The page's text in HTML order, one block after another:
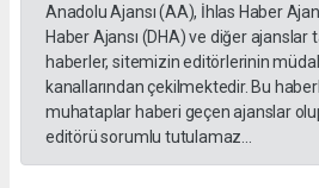
Anadolu Ajansı (AA), İhlas Haber
Haber Ajansı (DHA) ve diğer ajanslar
haberler, sitemizin editörlerinin
kanallarından çekilmektedir. Bu
muhataplar haberi geçen ajanslar
editörü sorumlu tutulamaz...